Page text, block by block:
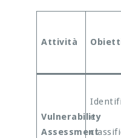
Attività
Vulnerability
Assessment
e